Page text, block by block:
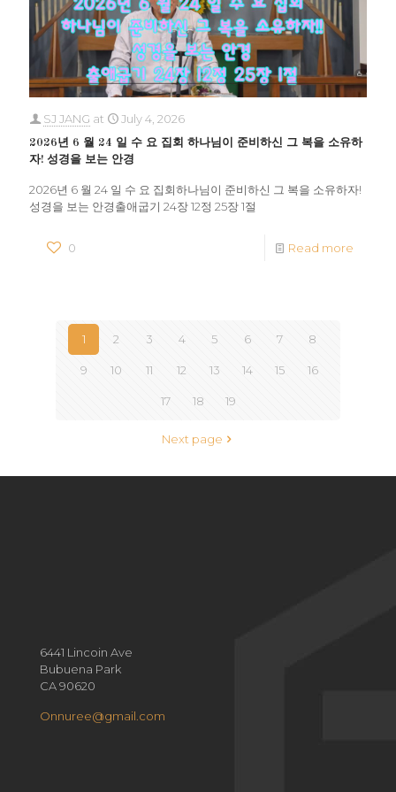
SJ JANG at July 4, 2026
2026년 6 월 24 일 수 요 집회 하나님이 준비하신 그 복을 소유하
자! 성경을 보는 안경
2026년 6 월 24 일 수 요 집회하나님이 준비하신 그 복을 소유하자!
성경을 보는 안경출애굽기 24장 12정 25장 1절
0 Read more
1 2 3 4 5 6 7 8
9 10 11 12 13 14 15 16
17 18 19
Next page
6441 Lincoin Ave
Bubuena Park
CA 90620
Onnuree@gmail.com